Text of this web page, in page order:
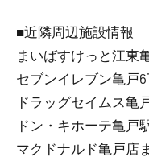
■近隣周辺施設情報
まいばすけっと江東
セブンイレブン亀戸
ドラッグセイムス亀
ドン・キホーテ亀戸
マクドナルド亀戸店